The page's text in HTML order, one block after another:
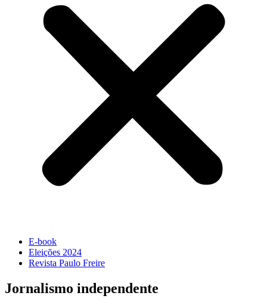
E-book
Eleições 2024
Revista Paulo Freire
Jornalismo independente